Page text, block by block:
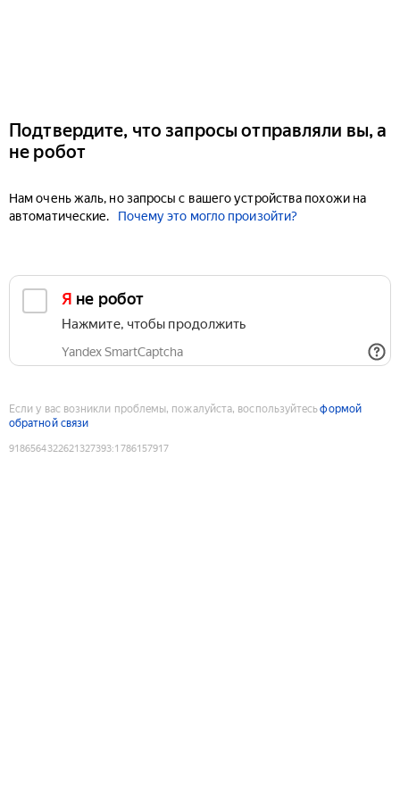
Подтвердите, что запросы отправляли вы, а
не робот
Нам очень жаль, но запросы с вашего устройства похожи на
автоматические.
Почему это могло произойти?
Я не робот
Нажмите, чтобы продолжить
Yandex SmartCaptcha
Если у вас возникли проблемы, пожалуйста, воспользуйтесьформой
обратной связи
9186564322621327393:1786157917